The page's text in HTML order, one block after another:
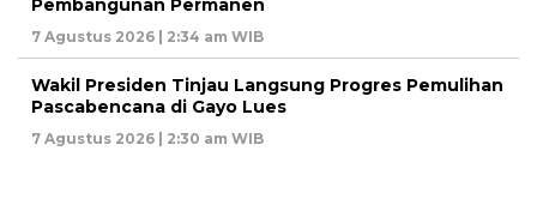
Pembangunan Permanen
7 Agustus 2026 | 2:34 am WIB
Wakil Presiden Tinjau Langsung Progres Pemulihan
Pascabencana di Gayo Lues
7 Agustus 2026 | 2:30 am WIB